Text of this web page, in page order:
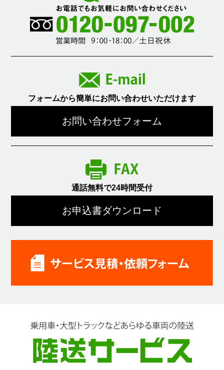
フォームから簡単にお問い合わせいただけます
お問い合わせフォーム
通話無料で24時間受付
お申込書ダウンロード